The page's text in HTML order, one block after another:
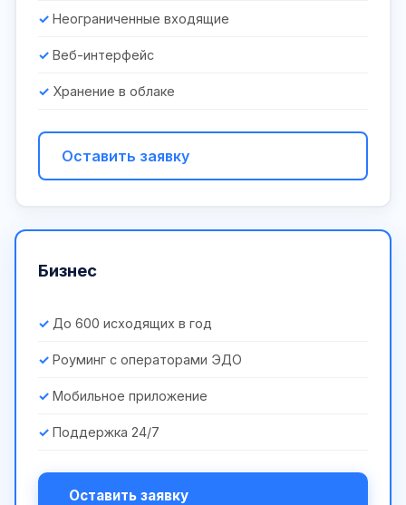
Неограниченные входящие
Веб-интерфейс
Хранение в облаке
Оставить заявку
Бизнес
До 600 исходящих в год
Роуминг с операторами ЭДО
Мобильное приложение
Поддержка 24/7
Оставить заявку